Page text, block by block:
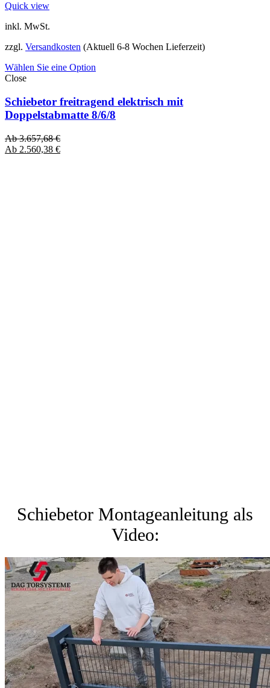
Quick view
inkl. MwSt.
zzgl. Versandkosten (Aktuell 6-8 Wochen Lieferzeit)
Wählen Sie eine Option
Close
Schiebetor freitragend elektrisch mit
Doppelstabmatte 8/6/8
Ab3.657,68€
Ab 2.560,38 €
Schiebetor Montageanleitung als
Video: